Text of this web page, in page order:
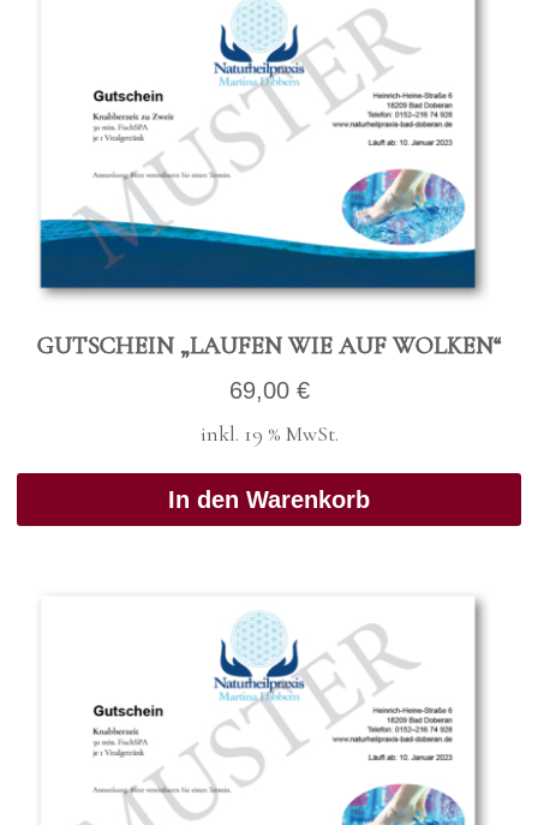
GUT­SCHEIN „LAU­FEN WIE AUF WOL­KEN“
69,00 €
inkl. 19 % MwSt.
In den Warenkorb